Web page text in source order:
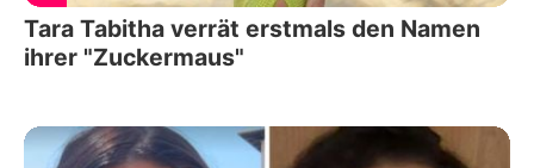
Tara Tabitha verrät erstmals den Namen
ihrer "Zuckermaus"